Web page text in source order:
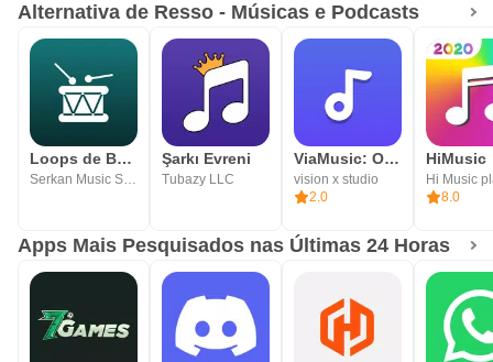
Alternativa de Resso - Músicas e Podcasts
Loops de Bateria Reais
Serkan Music Studio
Şarkı Evreni
Tubazy LLC
ViaMusic: Offline Music Player
vision x studio
2.0
Hi Music
8.0
Apps Mais Pesquisados nas Últimas 24 Horas